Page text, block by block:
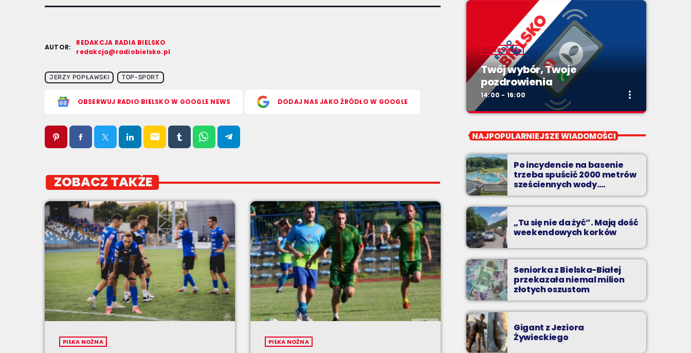
AUTOR:
REDAKCJA RADIA BIELSKO
redakcja@radiobielsko.pl
JERZY POPŁAWSKI TOP-SPORT
OBSERWUJ RADIO BIELSKO W GOOGLE NEWS DODAJ NAS JAKO ŹRÓDŁO W GOOGLE
email
ZOBACZ TAKŻE
PIŁKA NOŻNA PIŁKA NOŻNA
ROZRYWKA
Twój wybór, Twoje
pozdrowienia
14:00 - 16:00 more_vert
Twój wybór, Twoje
Niedziele od 14 do 16
Zadzwoń do nas, wybierz jedną z dwóch
muzycznych propozycji i pozdrów bliskich na
żywo w Radiu BIELSKO.
NAJPOPULARNIEJSZE WIADOMOŚCI
Po incydencie na basenie
trzeba spuścić 2000 metrów
sześciennych wody.
„Ogromne koszty i ogromna
praca”
„Tu się nie da żyć”. Mają dość
weekendowych korków
Seniorka z Bielska-Białej
przekazała niemal milion
złotych oszustom
Gigant z Jeziora
Żywieckiego